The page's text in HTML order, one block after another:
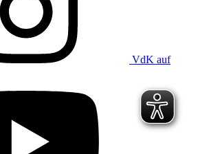
VdK auf